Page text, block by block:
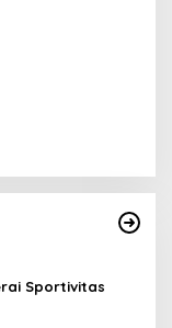
Sportivitas